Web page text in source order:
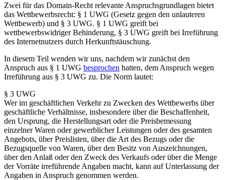
Zwei für das Domain-Recht relevante Anspruchsgrundlagen bietet
das Wettbewerbsrecht: § 1 UWG (Gesetz gegen den unlauteren
Wettbewerb) und § 3 UWG. § 1 UWG greift bei
wettbewerbswidriger Behinderung, § 3 UWG greift bei Irreführung
des Internetnutzers durch Herkunftstäuschung.
In diesem Teil wenden wir uns, nachdem wir zunächst den
Anspruch aus § 1 UWG besprochen hatten, dem Anspruch wegen
Irreführung aus § 3 UWG zu. Die Norm lautet:
§ 3 UWG
Wer im geschäftlichen Verkehr zu Zwecken des Wettbewerbs über
geschäftliche Verhältnisse, insbesondere über die Beschaffenheit,
den Ursprung, die Herstellungsart oder die Preisbemessung
einzelner Waren oder gewerblicher Leistungen oder des gesamten
Angebots, über Preislisten, über die Art des Bezugs oder die
Bezugsquelle von Waren, über den Besitz von Auszeichnungen,
über den Anlaß oder den Zweck des Verkaufs oder über die Menge
der Vorräte irreführende Angaben macht, kann auf Unterlassung der
Angaben in Anspruch genommen werden.